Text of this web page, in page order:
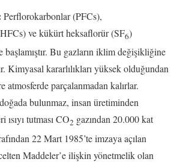
Perflorokarbonlar (PFCs),
ve kükürt heksaflorür (SF6)
başlamıştır. Bu gazların iklim değişikliğine
Kimyasal kararlılıkları yüksek olduğundan
atmosferde parçalanmadan kalırlar.
bulunmaz, insan üretiminden
tutması CO2 gazından 20.000 kat
22 Mart 1985’te imzaya açılan
Maddeler’e ilişkin yönetmelik olan